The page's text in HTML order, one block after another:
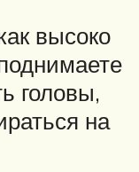
высоко
головы,
на